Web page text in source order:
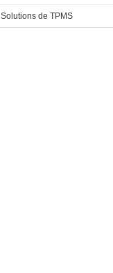
Solutions de TPMS